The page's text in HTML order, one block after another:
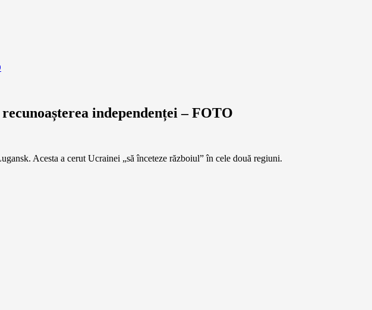
independenței – FOTO
Acesta a cerut Ucrainei „să înceteze războiul” în cele două regiuni.